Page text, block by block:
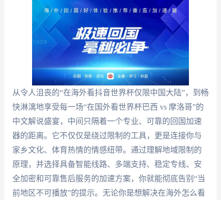
从令人沮丧的“在海外看抖音世界杯仅限中国大陆”，到畅
快淋漓地享受每一场“在国外看世界杯巴西 vs 摩洛哥”的
中文解说盛宴，中间只隔着一个专业、可靠的回国加速
器的距离。它不仅仅是绕过限制的工具，更是连接你与
家乡文化、体育热情的情感纽带。通过理解地域限制的
原理，并选择具备智能线路、多端支持、稳定专线、安
全加密和可靠售后服务的加速方案，你就能彻底告别“当
前地区不可播放”的提示。无论你是想解决在海外怎么看